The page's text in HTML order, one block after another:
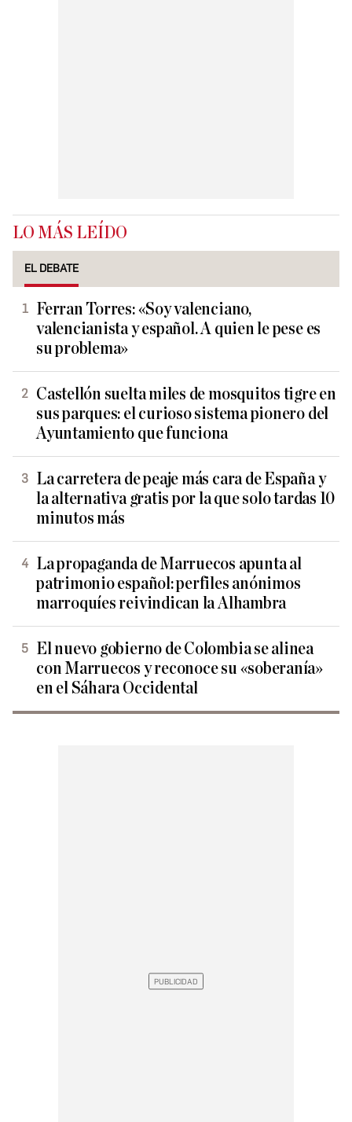
LO MÁS LEÍDO
EL DEBATE
Ferran Torres: «Soy valenciano,
valencianista y español. A quien le pese es
su problema»
Castellón suelta miles de mosquitos tigre en
sus parques: el curioso sistema pionero del
Ayuntamiento que funciona
La carretera de peaje más cara de España y
la alternativa gratis por la que solo tardas 10
minutos más
La propaganda de Marruecos apunta al
patrimonio español: perfiles anónimos
marroquíes reivindican la Alhambra
El nuevo gobierno de Colombia se alinea
con Marruecos y reconoce su «soberanía»
en el Sáhara Occidental